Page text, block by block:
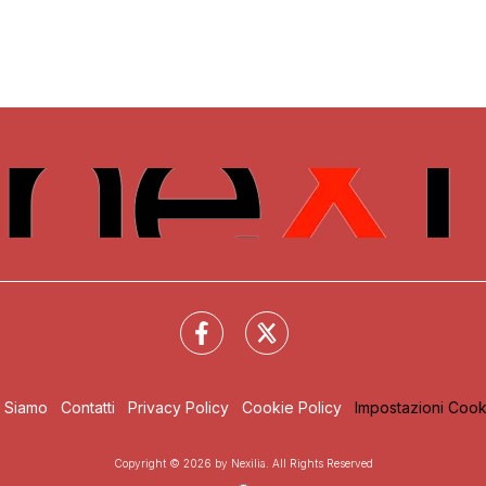
Siamo Contatti Privacy Policy Cookie Policy Impostazioni
Copyright © 2026 by Nexilia. All Rights Reserved